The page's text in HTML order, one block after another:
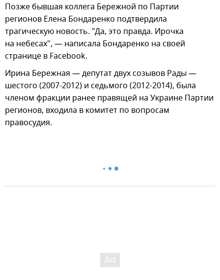
Позже бывшая коллега Бережной по Партии
регионов Елена Бондаренко подтвердила
трагическую новость. "Да, это правда. Ирочка
на небесах", — написала Бондаренко на своей
странице в Facebook.
Ирина Бережная — депутат двух созывов Рады —
шестого (2007-2012) и седьмого (2012-2014), была
членом фракции ранее правящей на Украине Партии
регионов, входила в комитет по вопросам
правосудия.